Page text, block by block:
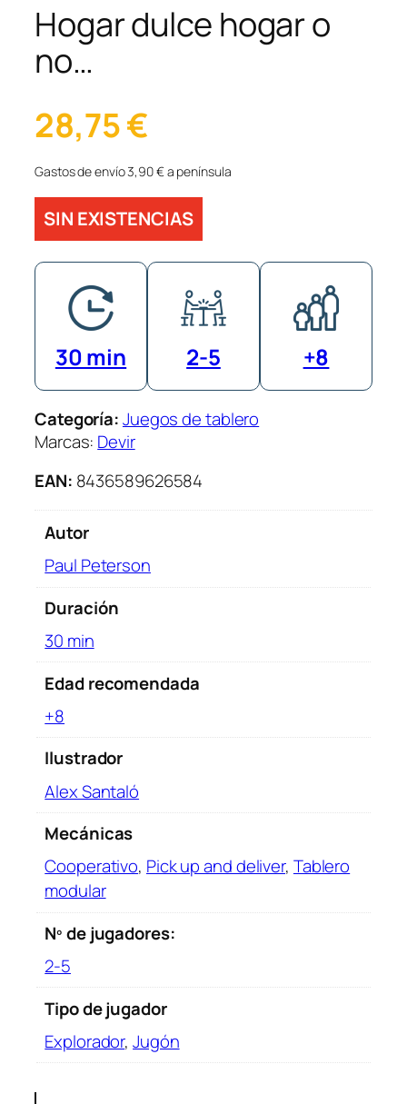
Hogar dulce hogar o
no…
28,75€
Gastos de envío 3,90 € a península
SIN EXISTENCIAS
30 min 2-5 +8
Categoría:Juegos de tablero
Marcas: Devir
EAN: 8436589626584
Autor
Paul Peterson
Duración
30 min
Edad recomendada
+8
Ilustrador
Alex Santaló
Mecánicas
Cooperativo, Pick up and deliver, Tablero
modular
Nº de jugadores:
2-5
Tipo de jugador
Explorador,Jugón